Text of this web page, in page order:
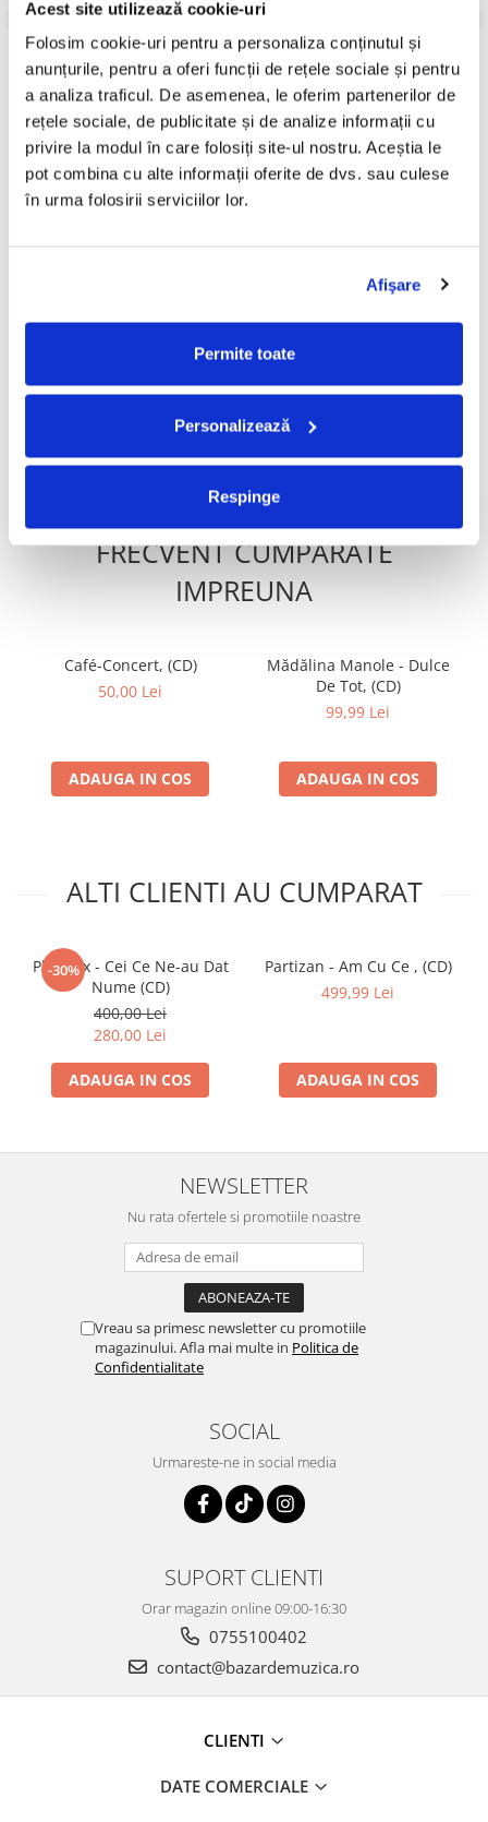
Acest site utilizează cookie-uri
Folosim cookie-uri pentru a personaliza conținutul și
anunțurile, pentru a oferi funcții de rețele sociale și pentru
a analiza traficul. De asemenea, le oferim partenerilor de
rețele sociale, de publicitate și de analize informații cu
privire la modul în care folosiți site-ul nostru. Aceștia le
pot combina cu alte informații oferite de dvs. sau culese
în urma folosirii serviciilor lor.
Afişare
Permite toate
Personalizează
Respinge
8
Nimeni N-o Place Pe Leana
9
Ai Observat?!?
3:59
Fără Titlu
3:00
11
Șeherezada
2:39
13
Mai Bine Cu Coadă
Ce Oraș Frumos
18
Am Cravata Mea
3:20
Am Pneumonie
2:44
20
Dracula Blues
2:10
Stare Disc:Near Mint (NM or M-)
Stare Coperta:Near Mint (NM or M-)
Informatii conformitate produs
Review-uri(0)
-30%
Phoenix - Cei Ce Ne-au Dat
280,00 Lei
ADAUGA IN COS
VH2 – 3 (Live In Garaj) (CD)
ADAUGA IN COS
FRECVENT CUMPARATE
IMPREUNA
Café-Concert, (CD)
50,00 Lei
ADAUGA IN COS
Mădălina Manole - Dulce
De Tot, (CD)
99,99 Lei
ADAUGA IN COS
ALTI CLIENTI AU CUMPARAT
-30%
Phoenix - Cei Ce Ne-au Dat
Nume (CD)
400,00 Lei
280,00 Lei
ADAUGA IN COS
Partizan - Am Cu Ce , (CD)
499,99 Lei
ADAUGA IN COS
NEWSLETTER
Nu rata ofertele si promotiile noastre
Vreau sa primesc newsletter cu promotiile
magazinului. Afla mai multe in Politica de
Confidentialitate
SOCIAL
Urmareste-ne in social media
SUPORT CLIENTI
Orar magazin online 09:00-16:30
0755100402
contact@bazardemuzica.ro
CLIENTI
DATE COMERCIALE